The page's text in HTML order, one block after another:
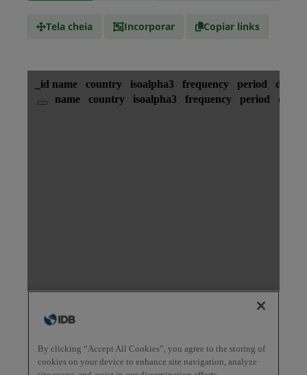
Mídia
Tela cheia Incorporar Copiar links